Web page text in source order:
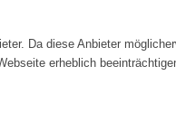
Da diese Anbieter
erheblich